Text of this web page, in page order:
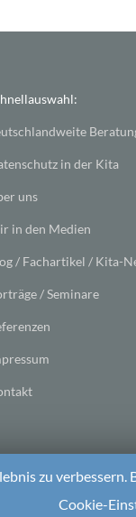
in der Kita
uns
in den Medien
/ Fachartikel / Kita-
/ Seminare
zu
Cookie-